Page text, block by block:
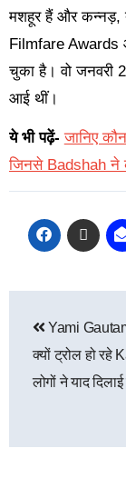
मशहूर हैं और कन्नड़,
Filmfare
चुका है। वो जनवरी
आई थीं।
ये भी पढ़ें- जानिए
जिनसे Badshah ने
Yami
क्यों ट्रोल हो रहे
लोगों ने याद दिलाई